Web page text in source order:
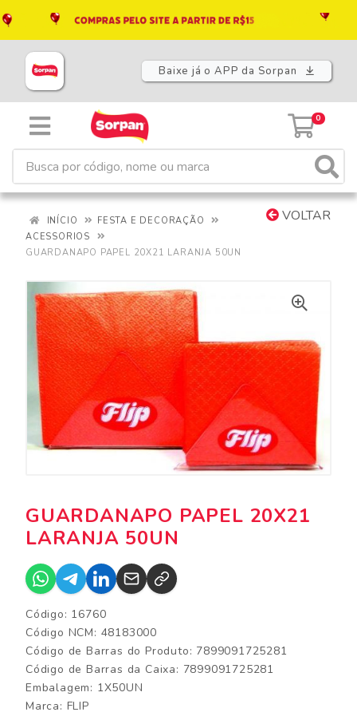
Baixe já o APP da Sorpan
0
VOLTAR
INÍCIO
FESTA E DECORAÇÃO
ACESSORIOS
GUARDANAPO PAPEL 20X21 LARANJA 50UN
GUARDANAPO PAPEL 20X21
LARANJA 50UN
Código: 16760
Código NCM: 48183000
Código de Barras do Produto: 7899091725281
Código de Barras da Caixa: 7899091725281
Embalagem: 1X50UN
Marca: FLIP